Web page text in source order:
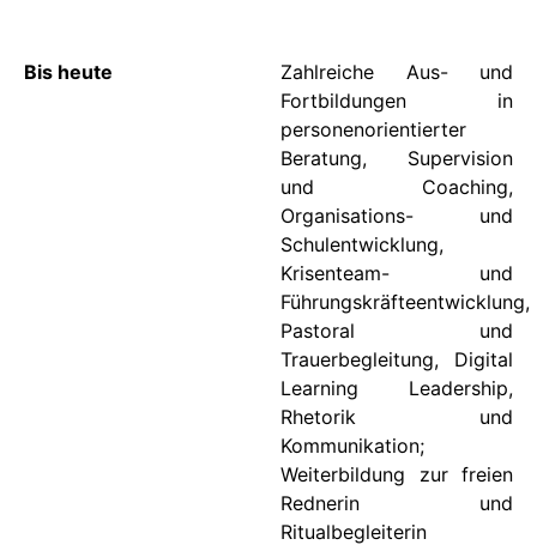
Bis heute
Zahlreiche Aus- und
Fortbildungen in
personenorientierter
Beratung, Supervision
und Coaching,
Organisations- und
Schulentwicklung,
Krisenteam- und
Führungskräfteentwicklung,
Pastoral und
Trauerbegleitung, Digital
Learning Leadership,
Rhetorik und
Kommunikation;
Weiterbildung zur freien
Rednerin und
Ritualbegleiterin